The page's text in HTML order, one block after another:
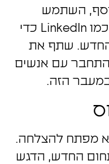
השתמש
ברשתות חברתיות מקצועיות כמו LinkedIn כדי
שתף את
להתחבר עם אנשים
הזה.
מפתח להצלחה.
החדש, הדגש